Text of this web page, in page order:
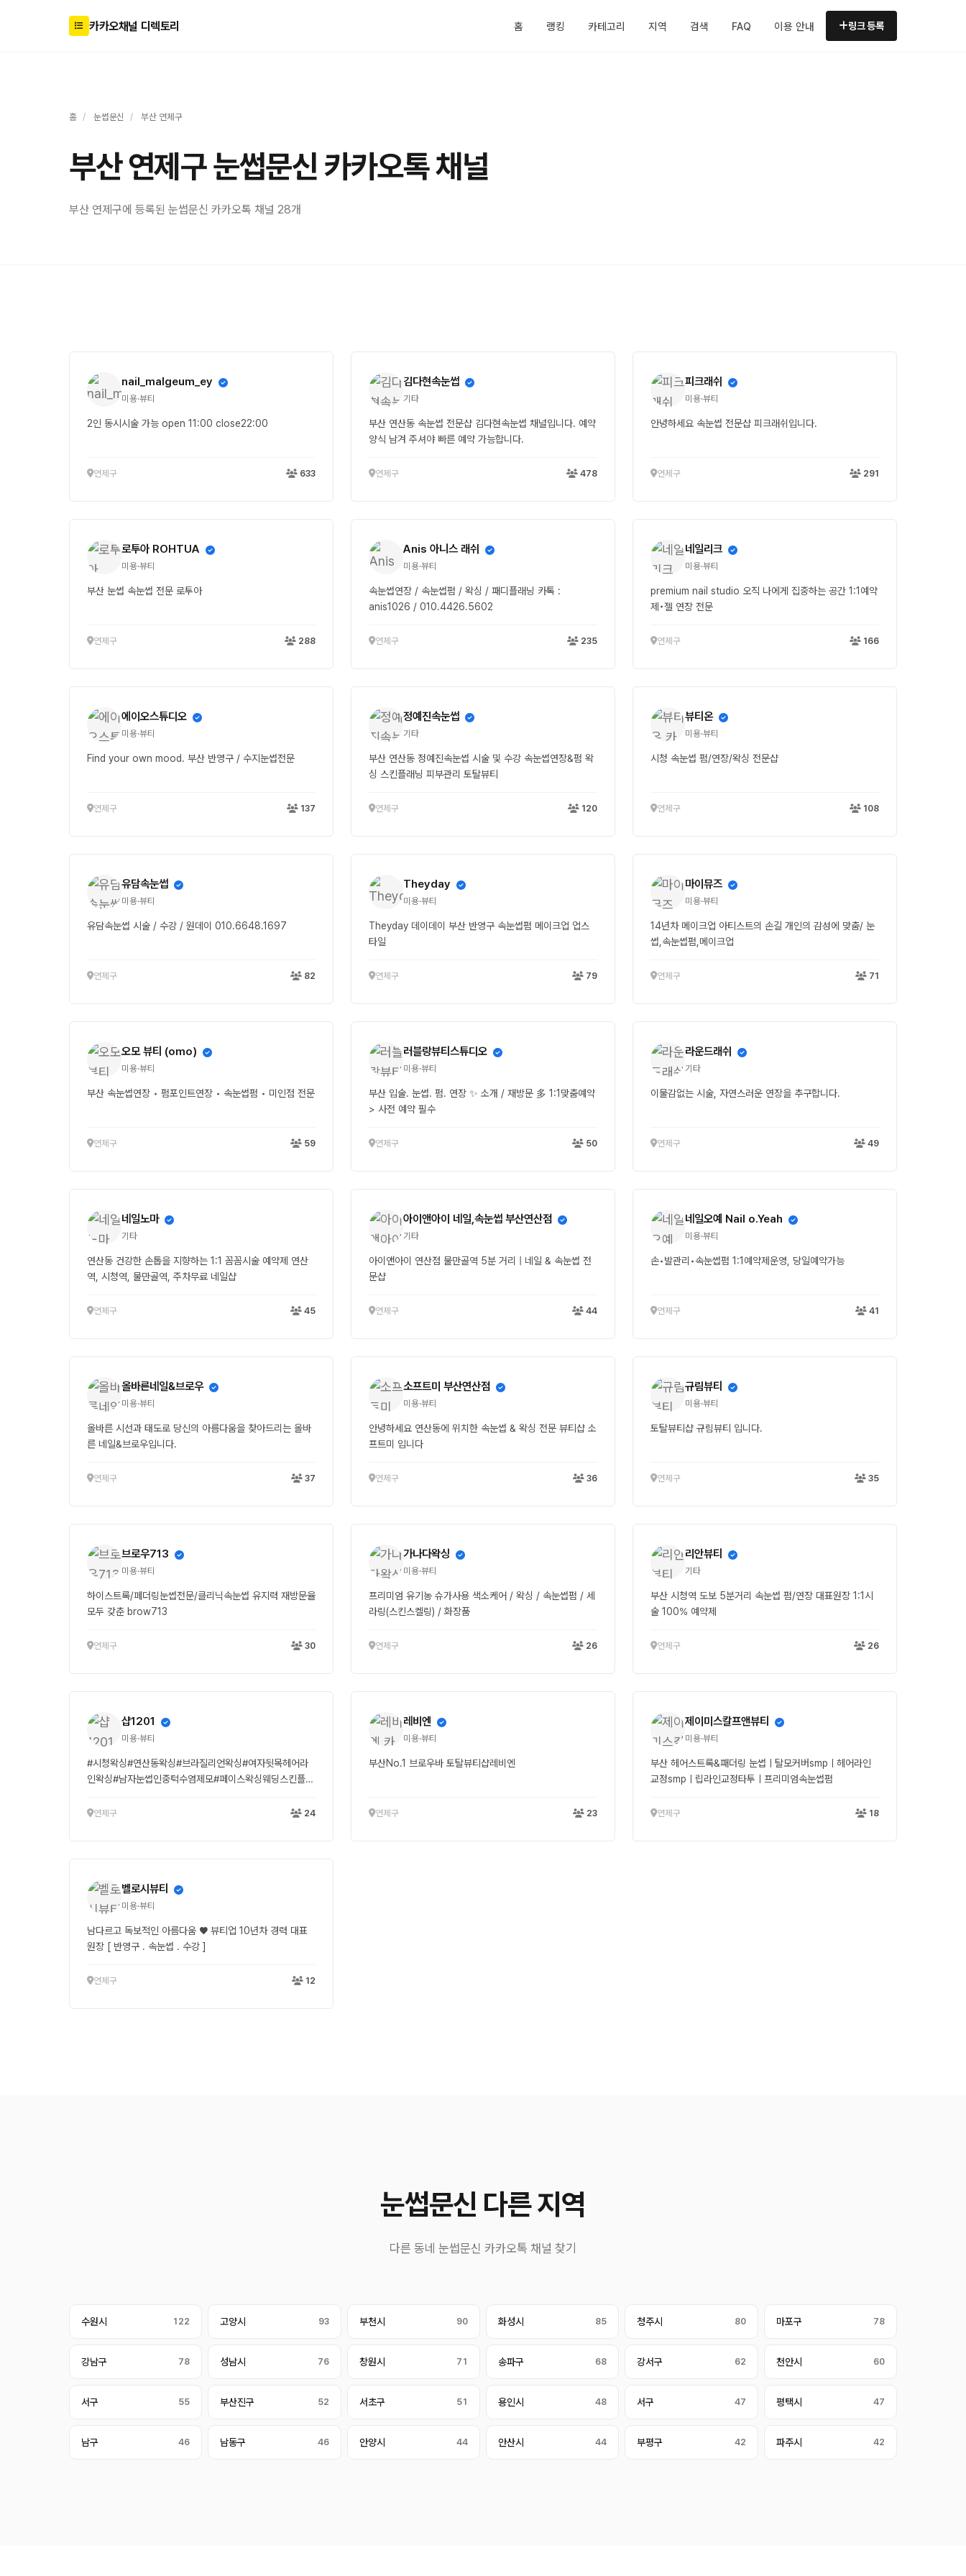
카카오채널 디렉토리 홈 랭킹 카테고리 지역 검색 FAQ 이용 안내 링크 등록
홈 / 눈썹문신 / 부산 연제구
부산 연제구 눈썹문신 카카오톡 채널
부산 연제구에 등록된 눈썹문신 카카오톡 채널 28개
nail_malgeum_ey
미용·뷰티
2인 동시시술 가능 open 11:00 close22:00
연제구 633
김다현속눈썹
기타
부산 연산동 속눈썹 전문샵 김다현속눈썹 채널입니다. 예약
양식 남겨 주셔야 빠른 예약 가능합니다.
연제구 478
피크래쉬
미용·뷰티
안녕하세요 속눈썹 전문샵 피크래쉬입니다.
연제구 291
로투아 ROHTUA
미용·뷰티
부산 눈썹 속눈썹 전문 로투아
연제구 288
Anis 아니스 래쉬
미용·뷰티
속눈썹연장 / 속눈썹펌 / 왁싱 / 패디플래닝 카톡 :
anis1026 / 010.4426.5602
연제구 235
네일리크
미용·뷰티
premium nail studio 오직 나에게 집중하는 공간 1:1예약
제•젤 연장 전문
연제구 166
에이오스튜디오
미용·뷰티
Find your own mood. 부산 반영구 / 수지눈썹전문
연제구 137
정예진속눈썹
기타
부산 연산동 정예진속눈썹 시술 및 수강 속눈썹연장&펌 왁
싱 스킨플래닝 피부관리 토탈뷰티
연제구 120
뷰티온
미용·뷰티
시청 속눈썹 펌/연장/왁싱 전문샵
연제구 108
유담속눈썹
미용·뷰티
유담속눈썹 시술 / 수강 / 원데이 010.6648.1697
연제구 82
Theyday
미용·뷰티
Theyday 데이데이 부산 반영구 속눈썹펌 메이크업 업스
타일
연제구 79
마이뮤즈
미용·뷰티
14년차 메이크업 아티스트의 손길 개인의 감성에 맞춤/ 눈
썹,속눈썹펌,메이크업
연제구 71
오모 뷰티 (omo)
미용·뷰티
부산 속눈썹연장 • 펌포인트연장 • 속눈썹펌 • 미인점 전문
연제구 59
러블랑뷰티스튜디오
미용·뷰티
부산 입술. 눈썹. 펌. 연장 ✨ 소개 / 재방문 多 1:1맞춤예약
> 사전 예약 필수
연제구 50
라운드래쉬
기타
이물감없는 시술, 자연스러운 연장을 추구합니다.
연제구 49
네일노마
기타
연산동 건강한 손톱을 지향하는 1:1 꼼꼼시술 예약제 연산
역, 시청역, 물만골역, 주차무료 네일샵
연제구 45
아이앤아이 네일,속눈썹 부산연산점
기타
아이앤아이 연산점 물만골역 5분 거리 | 네일 & 속눈썹 전
문샵
연제구 44
네일오예 Nail o.Yeah
미용·뷰티
손•발관리•속눈썹펌 1:1예약제운영, 당일예약가능
연제구 41
올바른네일&브로우
미용·뷰티
올바른 시선과 태도로 당신의 아름다움을 찾아드리는 올바
른 네일&브로우입니다.
연제구 37
소프트미 부산연산점
미용·뷰티
안녕하세요 연산동에 위치한 속눈썹 & 왁싱 전문 뷰티샵 소
프트미 입니다
연제구 36
규림뷰티
미용·뷰티
토탈뷰티샵 규림뷰티 입니다.
연제구 35
브로우713
미용·뷰티
하이스트록/페더링눈썹전문/클리닉속눈썹 유지력 재방문율
모두 갖춘 brow713
연제구 30
가나다왁싱
미용·뷰티
프리미엄 유기농 슈가사용 색소케어 / 왁싱 / 속눈썹펌 / 세
라링(스킨스켈링) / 화장품
연제구 26
리안뷰티
기타
부산 시청역 도보 5분거리 속눈썹 펌/연장 대표원장 1:1시
술 100% 예약제
연제구 26
샵1201
미용·뷰티
#시청왁싱#연산동왁싱#브라질리언왁싱#여자뒷목헤어라
인왁싱#남자눈썹인중턱수염제모#페이스왁싱웨딩스킨플래
연제구 24
레비엔
미용·뷰티
부산No.1 브로우바 토탈뷰티샵레비엔
연제구 23
제이미스칼프앤뷰티
미용·뷰티
부산 헤어스트록&패더링 눈썹ㅣ탈모커버smpㅣ헤어라인
교정smpㅣ립라인교정타투ㅣ프리미엄속눈썹펌
연제구 18
벨로시뷰티
미용·뷰티
남다르고 독보적인 아름다움 ♥ 뷰티업 10년차 경력 대표
원장 [ 반영구 . 속눈썹 . 수강 ]
연제구 12
눈썹문신 다른 지역
다른 동네 눈썹문신 카카오톡 채널 찾기
수원시 122 고양시 93 부천시 90 화성시 85 청주시 80 마포구 78
강남구 78 성남시 76 창원시 71 송파구 68 강서구 62 천안시 60
서구 55 부산진구 52 서초구 51 용인시 48 서구 47 평택시 47
남구 46 남동구 46 안양시 44 안산시 44 부평구 42 파주시 42